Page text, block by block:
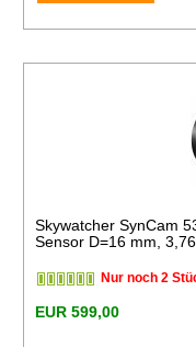
Skywatcher SynCam
Sensor D=16 mm,
Nur noch 2
EUR 599,00